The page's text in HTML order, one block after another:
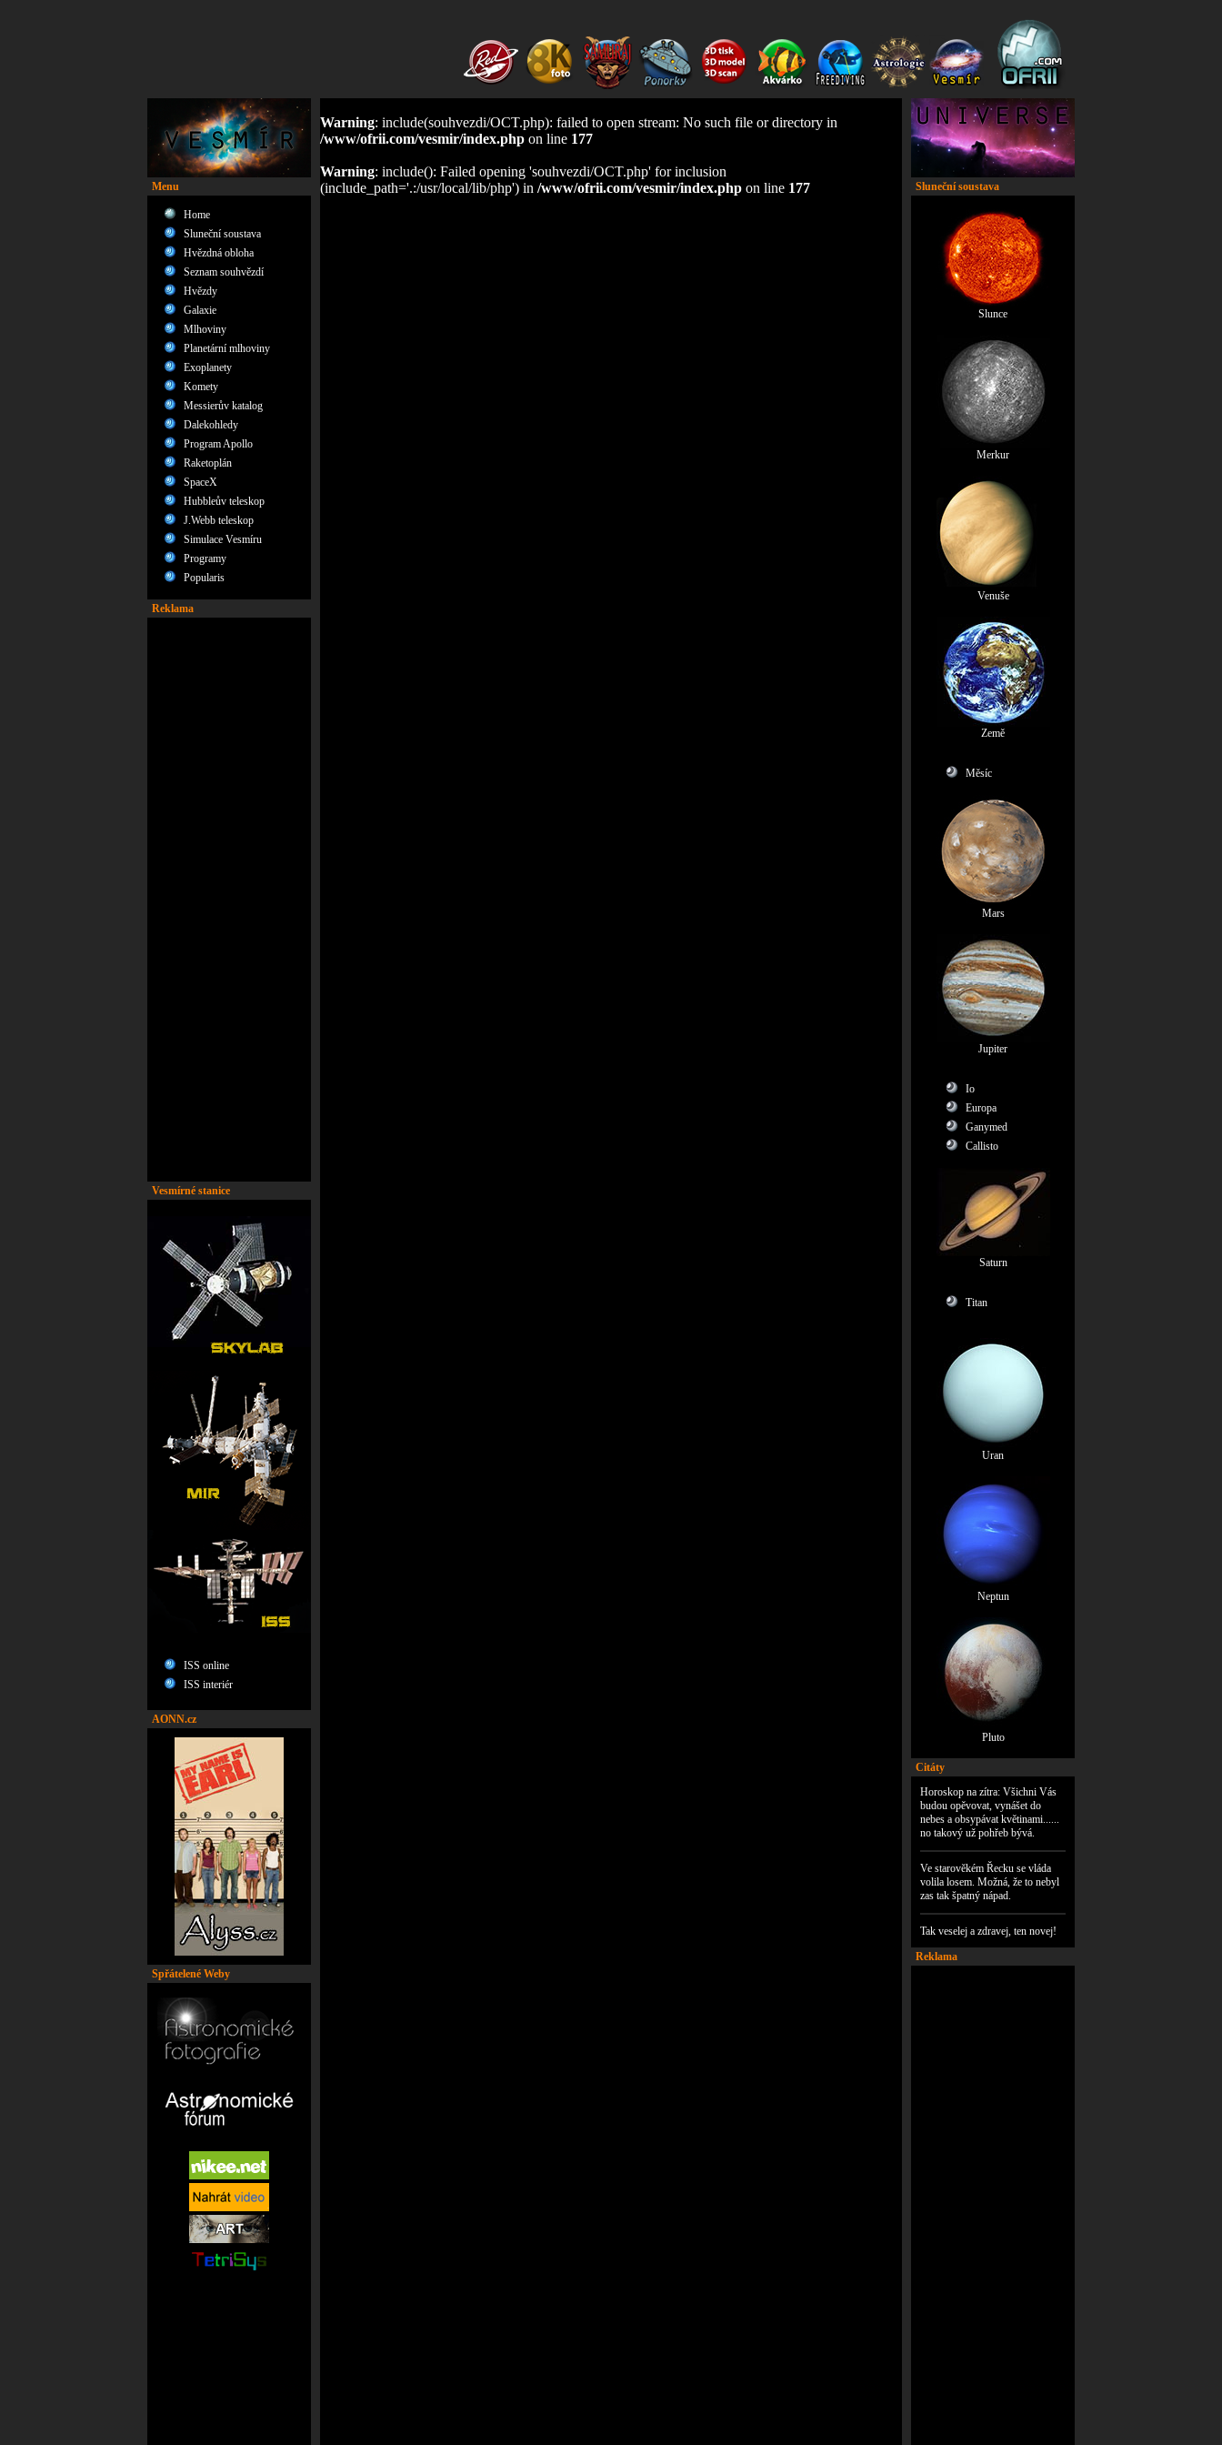
Menu
Home
Sluneční soustava
Hvězdná obloha
Seznam souhvězdí
Hvězdy
Galaxie
Mlhoviny
Planetární mlhoviny
Exoplanety
Komety
Messierův katalog
Dalekohledy
Program Apollo
Raketoplán
SpaceX
Hubbleův teleskop
J.Webb teleskop
Simulace Vesmíru
Programy
Popularis
Reklama
Vesmírné stanice
ISS online
ISS interiér
AONN.cz
Spřátelené Weby
Warning: include(souhvezdi/OCT.php): failed to open stream: No such file or directory in
/www/ofrii.com/vesmir/index.php on line 177
Warning: include(): Failed opening 'souhvezdi/OCT.php' for inclusion
(include_path='.:/usr/local/lib/php') in /www/ofrii.com/vesmir/index.php on line 177 Sluneční soustava
Slunce
Merkur
Venuše
Země
Měsíc
Mars
Jupiter
Io
Europa
Ganymed
Callisto
Saturn
Titan
Uran
Neptun
Pluto
Citáty
Horoskop na zítra: Všichni Vás
budou opěvovat, vynášet do
nebes a obsypávat květinami......
no takový už pohřeb bývá.
Ve starověkém Řecku se vláda
volila losem. Možná, že to nebyl
zas tak špatný nápad.
Tak veselej a zdravej, ten novej!
Reklama